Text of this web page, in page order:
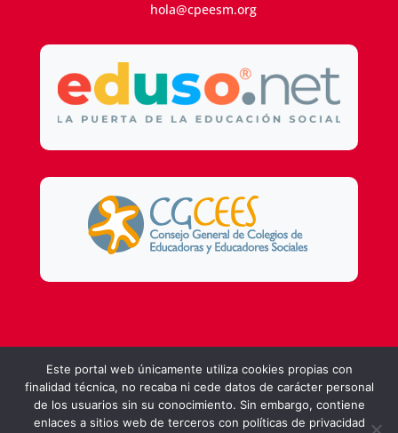
hola@cpeesm.org
Este portal web únicamente utiliza cookies propias con
finalidad técnica, no recaba ni cede datos de carácter personal
de los usuarios sin su conocimiento. Sin embargo, contiene
enlaces a sitios web de terceros con políticas de privacidad